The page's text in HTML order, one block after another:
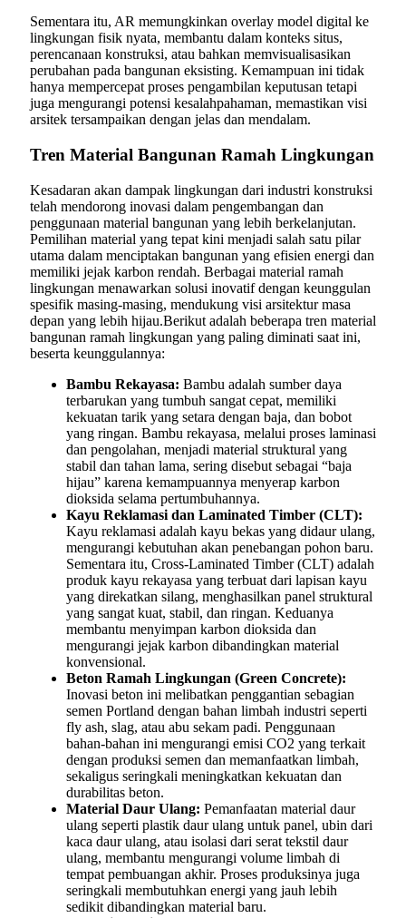
Sementara itu, AR memungkinkan overlay model digital ke
lingkungan fisik nyata, membantu dalam konteks situs,
perencanaan konstruksi, atau bahkan memvisualisasikan
perubahan pada bangunan eksisting. Kemampuan ini tidak
hanya mempercepat proses pengambilan keputusan tetapi
juga mengurangi potensi kesalahpahaman, memastikan visi
arsitek tersampaikan dengan jelas dan mendalam.
Tren Material Bangunan Ramah Lingkungan
Kesadaran akan dampak lingkungan dari industri konstruksi
telah mendorong inovasi dalam pengembangan dan
penggunaan material bangunan yang lebih berkelanjutan.
Pemilihan material yang tepat kini menjadi salah satu pilar
utama dalam menciptakan bangunan yang efisien energi dan
memiliki jejak karbon rendah. Berbagai material ramah
lingkungan menawarkan solusi inovatif dengan keunggulan
spesifik masing-masing, mendukung visi arsitektur masa
depan yang lebih hijau.Berikut adalah beberapa tren material
bangunan ramah lingkungan yang paling diminati saat ini,
beserta keunggulannya:
Bambu Rekayasa: Bambu adalah sumber daya
terbarukan yang tumbuh sangat cepat, memiliki
kekuatan tarik yang setara dengan baja, dan bobot
yang ringan. Bambu rekayasa, melalui proses laminasi
dan pengolahan, menjadi material struktural yang
stabil dan tahan lama, sering disebut sebagai “baja
hijau” karena kemampuannya menyerap karbon
dioksida selama pertumbuhannya.
Kayu Reklamasi dan Laminated Timber (CLT):
Kayu reklamasi adalah kayu bekas yang didaur ulang,
mengurangi kebutuhan akan penebangan pohon baru.
Sementara itu, Cross-Laminated Timber (CLT) adalah
produk kayu rekayasa yang terbuat dari lapisan kayu
yang direkatkan silang, menghasilkan panel struktural
yang sangat kuat, stabil, dan ringan. Keduanya
membantu menyimpan karbon dioksida dan
mengurangi jejak karbon dibandingkan material
konvensional.
Beton Ramah Lingkungan (Green Concrete):
Inovasi beton ini melibatkan penggantian sebagian
semen Portland dengan bahan limbah industri seperti
fly ash, slag, atau abu sekam padi. Penggunaan
bahan-bahan ini mengurangi emisi CO2 yang terkait
dengan produksi semen dan memanfaatkan limbah,
sekaligus seringkali meningkatkan kekuatan dan
durabilitas beton.
Material Daur Ulang: Pemanfaatan material daur
ulang seperti plastik daur ulang untuk panel, ubin dari
kaca daur ulang, atau isolasi dari serat tekstil daur
ulang, membantu mengurangi volume limbah di
tempat pembuangan akhir. Proses produksinya juga
seringkali membutuhkan energi yang jauh lebih
sedikit dibandingkan material baru.